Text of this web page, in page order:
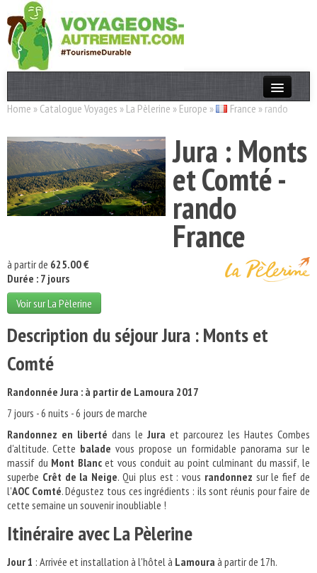
Actualités
T. Responsable
Destinations
Acteurs
Home » Catalogue Voyages » La Pèlerine » Europe » France » rando
Jura : Monts
et Comté -
rando
France
à partir de 625.00 €
Durée : 7 jours
Voir sur La Pèlerine
Description du séjour Jura : Monts et
Comté
Randonnée Jura : à partir de Lamoura 2017
7 jours - 6 nuits - 6 jours de marche
Randonnez en liberté dans le Jura et parcourez les Hautes Combes
d'altitude. Cette balade vous propose un formidable panorama sur le
massif du Mont Blancet vous conduit au point culminant du massif, le
superbe Crêt de la Neige. Qui plus est : vous randonnez sur le fief de
l'AOC Comté. Dégustez tous ces ingrédients : ils sont réunis pour faire de
cette semaine un souvenir inoubliable !
Itinéraire avec La Pèlerine
Jour 1 : Arrivée et installation à l'hôtel à Lamoura à partir de 17h.